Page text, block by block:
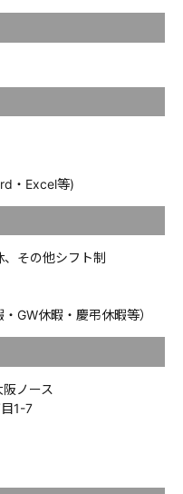
・Excel等)
その他シフト制
GW休暇・慶弔休暇等）
ノース
1-7